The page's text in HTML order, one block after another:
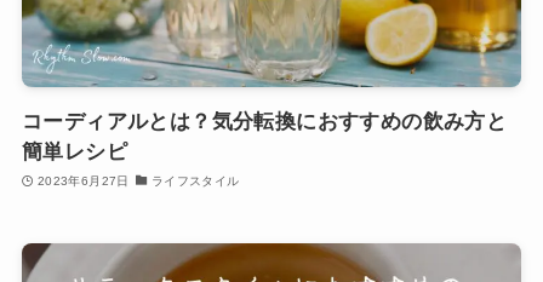
コーディアルとは？気分転換におすすめの飲み方と
簡単レシピ
2023年6月27日 ライフスタイル